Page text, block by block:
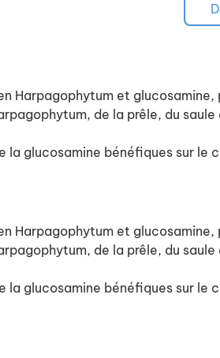
Harpagophytum et
de la prêle, du
glucosamine bénéfiques sur le
Harpagophytum et
de la prêle, du
glucosamine bénéfiques sur le